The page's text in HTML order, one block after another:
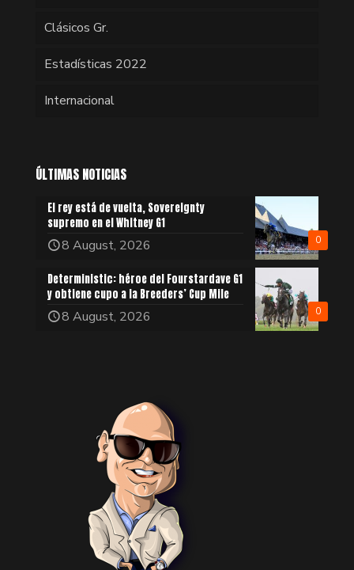
Clásicos Gr.
Estadísticas 2022
Internacional
ÚLTIMAS NOTICIAS
0
El rey está de vuelta, Sovereignty
supremo en el Whitney G1
8 August, 2026
0
Deterministic: héroe del Fourstardave G1
y obtiene cupo a la Breeders’ Cup Mile
8 August, 2026